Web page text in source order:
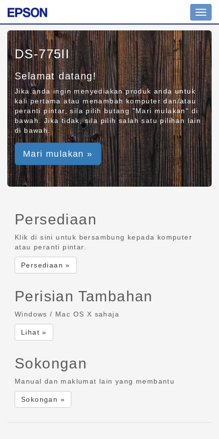
DS-775II
Selamat datang!
Jika anda ingin menyediakan produk anda untuk
kali pertama atau menambah komputer dan/atau
peranti pintar, sila pilih butang "Mari mulakan" di
bawah. Jika tidak, sila pilih salah satu pilihan lain
di bawah.
Mari mulakan »
Persediaan
Klik di sini untuk bersambung kepada komputer
atau peranti pintar.
Persediaan »
Perisian Tambahan
Windows / Mac OS X sahaja
Lihat »
Sokongan
Manual dan maklumat lain yang membantu
Sokongan »